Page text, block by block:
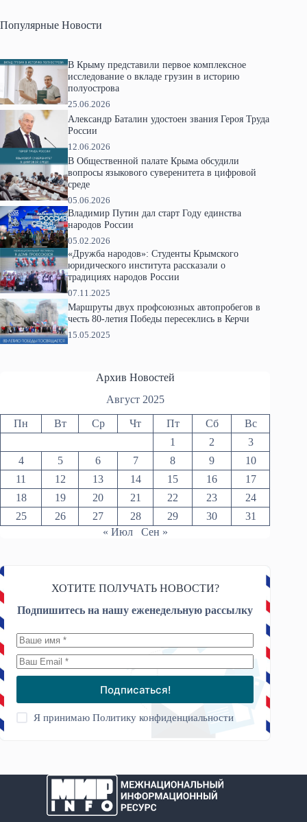
Популярные Новости
В Крыму представили первое комплексное
исследование о вкладе грузин в историю
полуострова
25.06.2026
Александр Баталин удостоен звания Героя Труда
России
12.06.2026
В Общественной палате Крыма обсудили
вопросы языкового суверенитета в цифровой
среде
05.06.2026
Владимир Путин дал старт Году единства
народов России
05.02.2026
«Дружба народов»: Студенты Крымского
юридического института рассказали о
традициях народов России
07.11.2025
Маршруты двух профсоюзных автопробегов в
честь 80-летия Победы пересеклись в Керчи
15.05.2025
Архив Новостей
Август 2025
Пн Вт Ср Чт Пт Сб
Вс
1
2
3
4
5 6 7 8 9
10
11
12 13 14 15 16
17
18
19 20 21 22 23
24
25
26 27 28 29 30
31
« Июл
Сен »
ХОТИТЕ ПОЛУЧАТЬ НОВОСТИ?
Подпишитесь на нашу еженедельную рассылку
Подписаться!
Я принимаюПолитику конфиденциальности